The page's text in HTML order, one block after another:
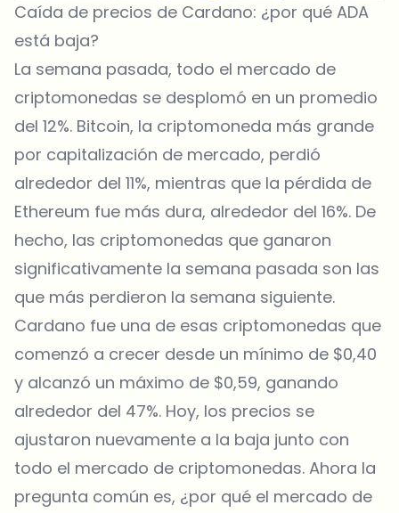
Caída de precios de Cardano: ¿por qué ADA
está baja?
La semana pasada, todo el mercado de
criptomonedas se desplomó en un promedio
del 12%. Bitcoin, la criptomoneda más grande
por capitalización de mercado, perdió
alrededor del 11%, mientras que la pérdida de
Ethereum fue más dura, alrededor del 16%. De
hecho, las criptomonedas que ganaron
significativamente la semana pasada son las
que más perdieron la semana siguiente.
Cardano fue una de esas criptomonedas que
comenzó a crecer desde un mínimo de $0,40
y alcanzó un máximo de $0,59, ganando
alrededor del 47%. Hoy, los precios se
ajustaron nuevamente a la baja junto con
todo el mercado de criptomonedas. Ahora la
pregunta común es, ¿por qué el mercado de